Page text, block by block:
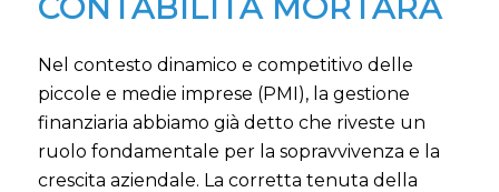
CONTABILITÀ MORTARA
Nel contesto dinamico e competitivo delle
piccole e medie imprese (PMI), la gestione
finanziaria abbiamo già detto che riveste un
ruolo fondamentale per la sopravvivenza e la
crescita aziendale. La corretta tenuta della